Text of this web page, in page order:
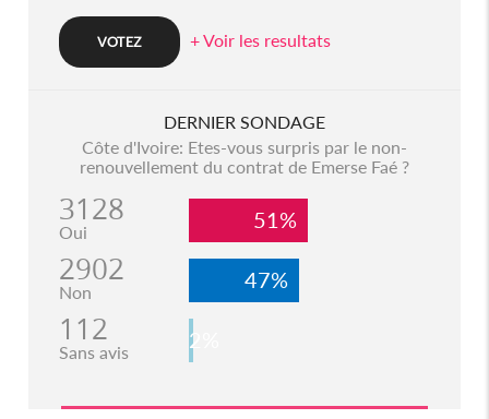
+ Voir les resultats
DERNIER SONDAGE
Côte d'Ivoire: Etes-vous surpris par le non-
renouvellement du contrat de Emerse Faé ?
3128
Oui 51%
2902
Non 47%
112
Sans avis 2%